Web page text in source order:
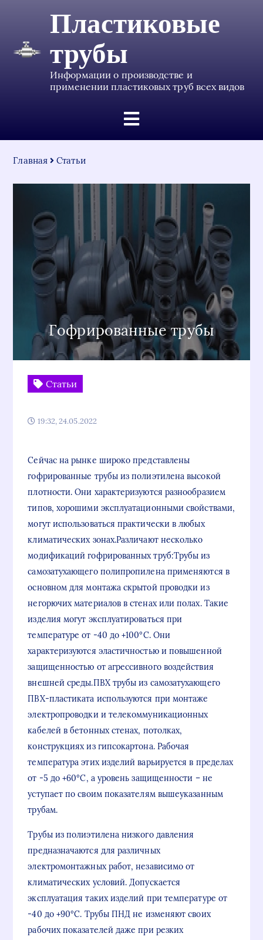
Пластиковые
трубы
Информации о производстве и
применении пластиковых труб всех видов
Главная Статьи
Гофрированные трубы
Статьи
19:32, 24.05.2022
Сейчас на рынке широко представлены
гофрированные трубы из полиэтилена высокой
плотности. Они характеризуются разнообразием
типов, хорошими эксплуатационными свойствами,
могут использоваться практически в любых
климатических зонах.Различают несколько
модификаций гофрированных труб:Трубы из
самозатухающего полипропилена применяются в
основном для монтажа скрытой проводки из
негорючих материалов в стенах или полах. Такие
изделия могут эксплуатироваться при
температуре от -40 до +100°С. Они
характеризуются эластичностью и повышенной
защищенностью от агрессивного воздействия
внешней среды.ПВХ трубы из самозатухающего
ПВХ-пластиката используются при монтаже
электропроводки и телекоммуникационных
кабелей в бетонных стенах, потолках,
конструкциях из гипсокартона. Рабочая
температура этих изделий варьируется в пределах
от -5 до +60°С, а уровень защищенности – не
уступает по своим показателям вышеуказанным
трубам.
Трубы из полиэтилена низкого давления
предназначаются для различных
электромонтажных работ, независимо от
климатических условий. Допускается
эксплуатация таких изделий при температуре от
-40 до +90°С. Трубы ПНД не изменяют своих
рабочих показателей даже при резких